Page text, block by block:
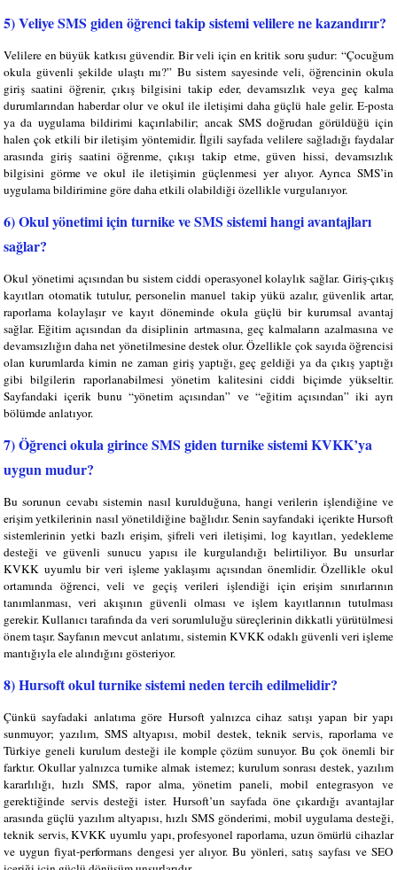
5) Veliye SMS giden öğrenci takip sistemi velilere ne kazandırır?
Velilere en büyük katkısı güvendir. Bir veli için en kritik soru şudur: “Çocuğum
okula güvenli şekilde ulaştı mı?” Bu sistem sayesinde veli, öğrencinin okula
giriş saatini öğrenir, çıkış bilgisini takip eder, devamsızlık veya geç kalma
durumlarından haberdar olur ve okul ile iletişimi daha güçlü hale gelir. E-posta
ya da uygulama bildirimi kaçırılabilir; ancak SMS doğrudan görüldüğü için
halen çok etkili bir iletişim yöntemidir. İlgili sayfada velilere sağladığı faydalar
arasında giriş saatini öğrenme, çıkışı takip etme, güven hissi, devamsızlık
bilgisini görme ve okul ile iletişimin güçlenmesi yer alıyor. Ayrıca SMS’in
uygulama bildirimine göre daha etkili olabildiği özellikle vurgulanıyor.
6) Okul yönetimi için turnike ve SMS sistemi hangi avantajları
sağlar?
Okul yönetimi açısından bu sistem ciddi operasyonel kolaylık sağlar. Giriş-çıkış
kayıtları otomatik tutulur, personelin manuel takip yükü azalır, güvenlik artar,
raporlama kolaylaşır ve kayıt döneminde okula güçlü bir kurumsal avantaj
sağlar. Eğitim açısından da disiplinin artmasına, geç kalmaların azalmasına ve
devamsızlığın daha net yönetilmesine destek olur. Özellikle çok sayıda öğrencisi
olan kurumlarda kimin ne zaman giriş yaptığı, geç geldiği ya da çıkış yaptığı
gibi bilgilerin raporlanabilmesi yönetim kalitesini ciddi biçimde yükseltir.
Sayfandaki içerik bunu “yönetim açısından” ve “eğitim açısından” iki ayrı
bölümde anlatıyor.
7) Öğrenci okula girince SMS giden turnike sistemi KVKK’ya
uygun mudur?
Bu sorunun cevabı sistemin nasıl kurulduğuna, hangi verilerin işlendiğine ve
erişim yetkilerinin nasıl yönetildiğine bağlıdır. Senin sayfandaki içerikte Hursoft
sistemlerinin yetki bazlı erişim, şifreli veri iletişimi, log kayıtları, yedekleme
desteği ve güvenli sunucu yapısı ile kurgulandığı belirtiliyor. Bu unsurlar
KVKK uyumlu bir veri işleme yaklaşımı açısından önemlidir. Özellikle okul
ortamında öğrenci, veli ve geçiş verileri işlendiği için erişim sınırlarının
tanımlanması, veri akışının güvenli olması ve işlem kayıtlarının tutulması
gerekir. Kullanıcı tarafında da veri sorumluluğu süreçlerinin dikkatli yürütülmesi
önem taşır. Sayfanın mevcut anlatımı, sistemin KVKK odaklı güvenli veri işleme
mantığıyla ele alındığını gösteriyor.
8) Hursoft okul turnike sistemi neden tercih edilmelidir?
Çünkü sayfadaki anlatıma göre Hursoft yalnızca cihaz satışı yapan bir yapı
sunmuyor; yazılım, SMS altyapısı, mobil destek, teknik servis, raporlama ve
Türkiye geneli kurulum desteği ile komple çözüm sunuyor. Bu çok önemli bir
farktır. Okullar yalnızca turnike almak istemez; kurulum sonrası destek, yazılım
kararlılığı, hızlı SMS, rapor alma, yönetim paneli, mobil entegrasyon ve
gerektiğinde servis desteği ister. Hursoft’un sayfada öne çıkardığı avantajlar
arasında güçlü yazılım altyapısı, hızlı SMS gönderimi, mobil uygulama desteği,
teknik servis, KVKK uyumlu yapı, profesyonel raporlama, uzun ömürlü cihazlar
ve uygun fiyat-performans dengesi yer alıyor. Bu yönleri, satış sayfası ve SEO